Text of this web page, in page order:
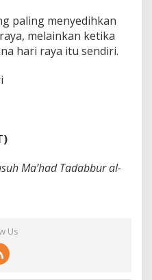
paling menyedihkan
melainkan ketika
hari raya itu sendiri.
Ma’had Tadabbur al-
Us